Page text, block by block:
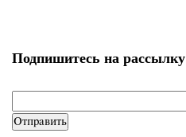
Подпишитесь на рассылку